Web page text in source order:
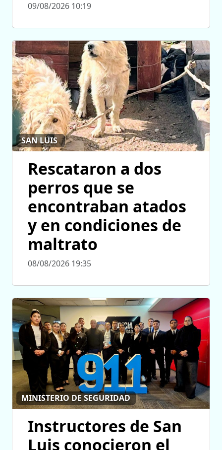
09/08/2026 10:19
SAN LUIS
Rescataron a dos
perros que se
encontraban atados
y en condiciones de
maltrato
08/08/2026 19:35
MINISTERIO DE SEGURIDAD
Instructores de San
Luis conocieron el